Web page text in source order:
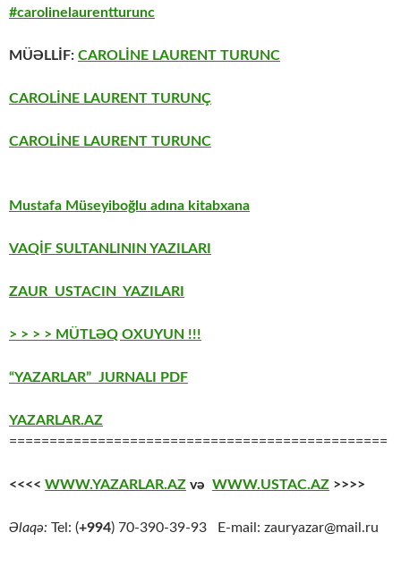
#carolinelaurentturunc
MÜƏLLİF: CAROLİNE LAURENT TURUNC
CAROLİNE LAURENT TURUNÇ
CAROLİNE LAURENT TURUNC
Mustafa Müseyiboğlu adına kitabxana
VAQİF SULTANLININ YAZILARI
ZAUR USTACIN YAZILARI
> > > > MÜTLƏQ OXUYUN !!!
“YAZARLAR” JURNALI PDF
YAZARLAR.AZ
===============================================
<<<< WWW.YAZARLAR.AZ və WWW.USTAC.AZ >>>>
Əlaqə: Tel: (+994) 70-390-39-93 E-mail: zauryazar@mail.ru